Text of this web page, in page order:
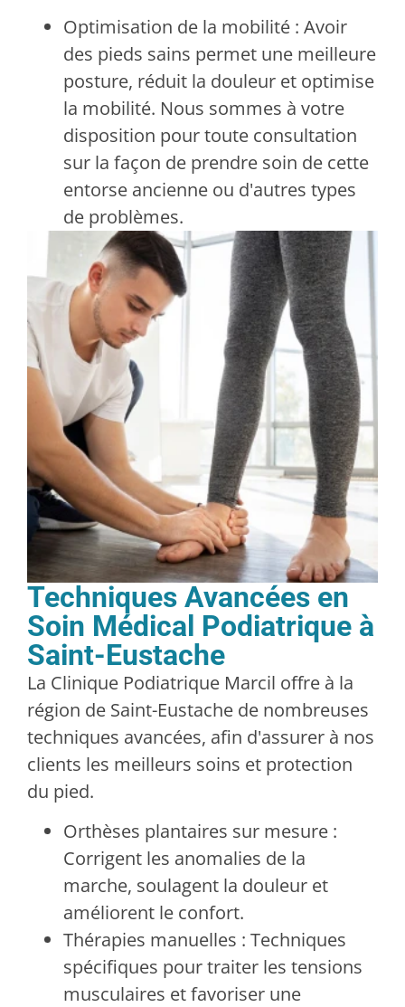
Optimisation de la mobilité : Avoir
des pieds sains permet une meilleure
posture, réduit la douleur et optimise
la mobilité. Nous sommes à votre
disposition pour toute consultation
sur la façon de prendre soin de cette
entorse ancienne ou d'autres types
de problèmes.
Techniques Avancées en
Soin Médical Podiatrique à
Saint-Eustache
La Clinique Podiatrique Marcil offre à la
région de Saint-Eustache de nombreuses
techniques avancées, afin d'assurer à nos
clients les meilleurs soins et protection
du pied.
Orthèses plantaires sur mesure :
Corrigent les anomalies de la
marche, soulagent la douleur et
améliorent le confort.
Thérapies manuelles : Techniques
spécifiques pour traiter les tensions
musculaires et favoriser une